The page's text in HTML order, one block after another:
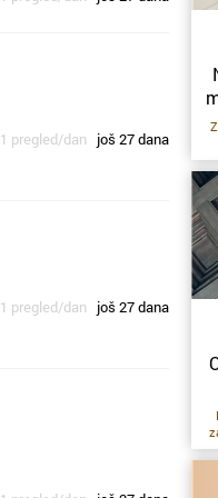
1 pregled/dan još 27 dana
1 pregled/dan još 27 dana